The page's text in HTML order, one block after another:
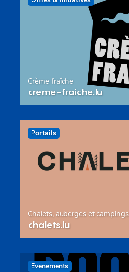
Crème fraîche
creme-fraiche.lu
Portails
Chalets, auberges et campings
chalets.lu
Evenements